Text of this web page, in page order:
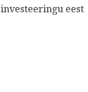
eest